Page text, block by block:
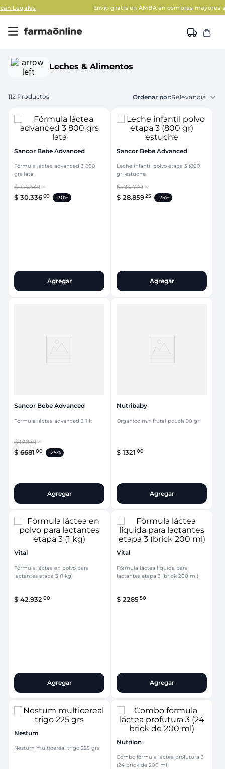
Envío gratis en AMBA en compras mayores a $120.000Aplican
Leches & Alimentos
112 Productos Relevancia
Sancor Bebe Advanced
Fórmula láctea advanced 3 800
grs lata
$43.338 00
$ 30.33660 -30%
Agregar
Sancor Bebe Advanced
Leche infantil polvo etapa 3 (800
gr) estuche
$38.479 00
$ 28.85925 -25%
Agregar
Sancor Bebe Advanced
Fórmula láctea advanced 3 1 lt
$8908 00
$ 6681 00 -25%
Agregar
Nutribaby
Organico mix frutal pouch 90 gr
$ 1321 00
Agregar
Vital
Fórmula láctea en polvo para
lactantes etapa 3 (1 kg)
$ 42.932 00
Agregar
Vital
Fórmula láctea líquida para
lactantes etapa 3 (brick 200 ml)
$ 228550
Agregar
Nestum
Nestum multicereal trigo 225 grs
Nutrilon
Combo fórmula láctea profutura 3
(24 brick de 200 ml)